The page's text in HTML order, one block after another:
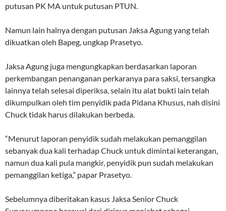
putusan PK MA untuk putusan PTUN.
Namun lain halnya dengan putusan Jaksa Agung yang telah
dikuatkan oleh Bapeg, ungkap Prasetyo.
Jaksa Agung juga mengungkapkan berdasarkan laporan
perkembangan penanganan perkaranya para saksi, tersangka
lainnya telah selesai diperiksa, selain itu alat bukti lain telah
dikumpulkan oleh tim penyidik pada Pidana Khusus, nah disini
Chuck tidak harus dilakukan berbeda.
“Menurut laporan penyidik sudah melakukan pemanggilan
sebanyak dua kali terhadap Chuck untuk dimintai keterangan,
namun dua kali pula mangkir, penyidik pun sudah melakukan
pemanggilan ketiga,” papar Prasetyo.
Sebelumnya diberitakan kasus Jaksa Senior Chuck